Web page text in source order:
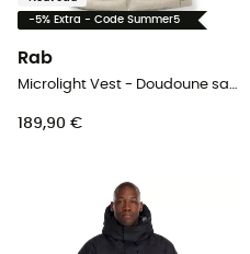
-5% Extra - Code Summer5
Rab
Microlight Vest - Doudoune sans manches homme
189,90 €